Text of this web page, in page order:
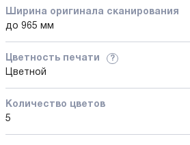
Ширина оригинала сканирования
до 965 мм
Цветность печати ?
Цветной
Количество цветов
5